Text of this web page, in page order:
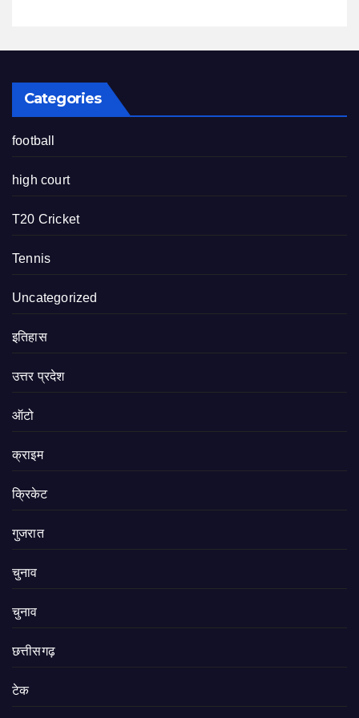
Categories
football
high court
T20 Cricket
Tennis
Uncategorized
इतिहास
उत्तर प्रदेश
ऑटो
क्राइम
क्रिकेट
गुजरात
चुनाव
चुनाव
छत्तीसगढ़
टेक